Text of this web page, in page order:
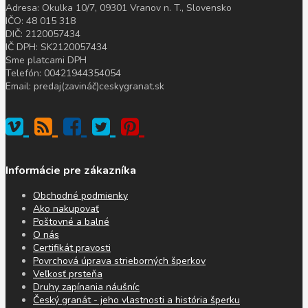
Adresa: Okulka 10/7, 09301 Vranov n. T., Slovensko
IČO: 48 015 318
DIČ: 2120057434
IČ DPH: SK2120057434
Sme platcami DPH
Telefón: 00421944354054
Email: predaj(zavináč)ceskygranat.sk
Informácie pre zákazníka
Obchodné podmienky
Ako nakupovať
Poštovné a balné
O nás
Certifikát pravosti
Povrchová úprava strieborných šperkov
Veľkosť prsteňa
Druhy zapínania náušníc
Český granát - jeho vlastnosti a história šperku